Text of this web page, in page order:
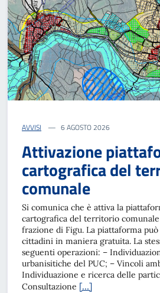
AVVISI 6 AGOSTO 2026
Attivazione
cartografica del
comunale
Si comunica che è attiva la
cartografica del territorio
frazione di Figu. La piattaforma
cittadini in maniera gratuita. La
seguenti operazioni: –
urbanisitiche del PUC; – Vincoli
Individuazione e ricerca delle
Consultazione […]